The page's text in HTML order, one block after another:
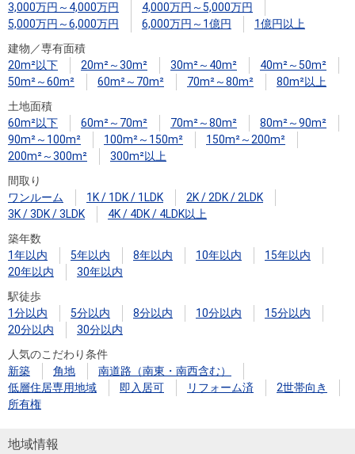
住まいと
暮らしの
税金の本
（電子ブ
ック）
購入ガイ
ド
ック）
3,000万円～4,000万円
4,000万円～5,000万円
5,000万円～6,000万円
6,000万円～1億円
1億円以上
建物／専有面積
20m²以下
20m²～30m² 30m²～40m²
40m²～50m²
50m²～60m²
60m²～70m² 70m²～80m²
80m²以上
土地面積
60m²以下
60m²～70m² 70m²～80m²
80m²～90m²
90m²～100m²
100m²～150m²
150m²～200m²
200m²～300m²
300m²以上
間取り
ワンルーム
1K / 1DK / 1LDK
2K / 2DK / 2LDK
3K / 3DK / 3LDK
4K / 4DK / 4LDK以上
築年数
1年以内
5年以内 8年以内 10年以内
15年以内
20年以内
30年以内
駅徒歩
1分以内
5分以内 8分以内 10分以内
15分以内
20分以内
30分以内
人気のこだわり条件
新築
角地
南道路（南東・南西含む）
低層住居専用地域
即入居可 リフォーム済
2世帯向き
所有権
地域情報